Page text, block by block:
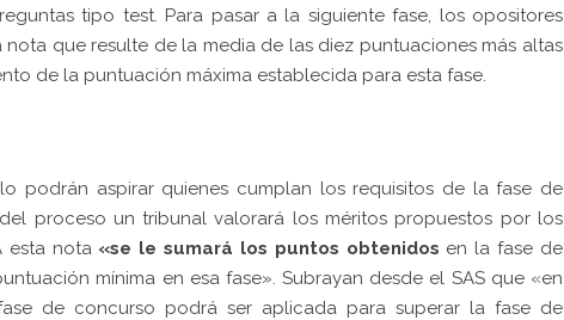
tipo test. Para pasar a la siguiente fase, los opositores
que resulte de la media de las diez puntuaciones más altas
de la puntuación máxima establecida para esta fase.
podrán aspirar quienes cumplan los requisitos de la fase de
proceso un tribunal valorará los méritos propuestos por los
esta nota «se le sumará los puntos obtenidos en la fase de
mínima en esa fase». Subrayan desde el SAS que «en
de concurso podrá ser aplicada para superar la fase de